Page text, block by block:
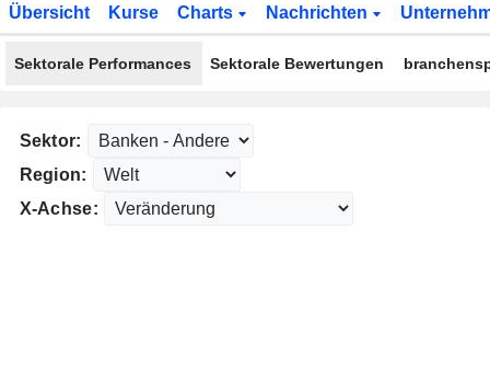
Übersicht Kurse Charts Nachrichten
Sektorale Performances Sektorale Bewertungen
Sektor:
Region:
X-Achse: